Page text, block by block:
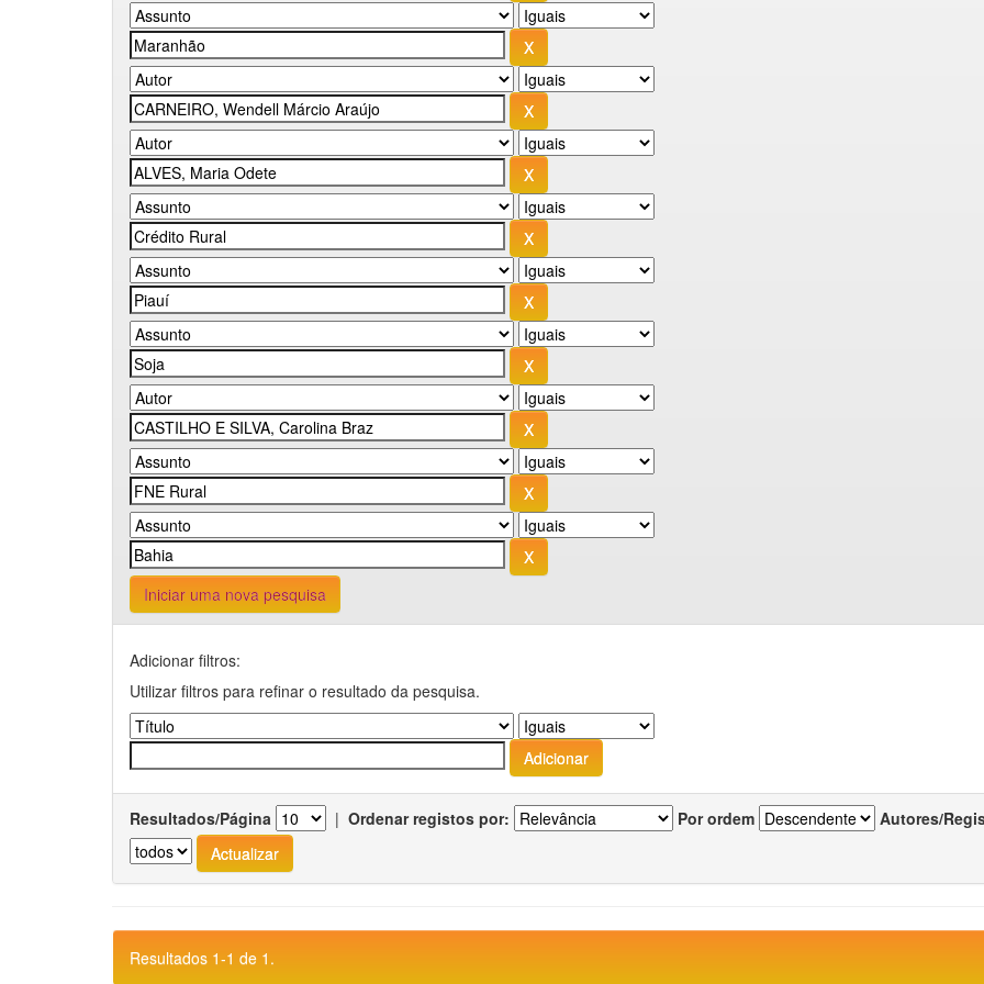
Iniciar uma nova pesquisa
Adicionar filtros:
Utilizar filtros para refinar o resultado da pesquisa.
Resultados/Página | Ordenar registos por: Por ordem Autores/
Resultados 1-1 de 1.